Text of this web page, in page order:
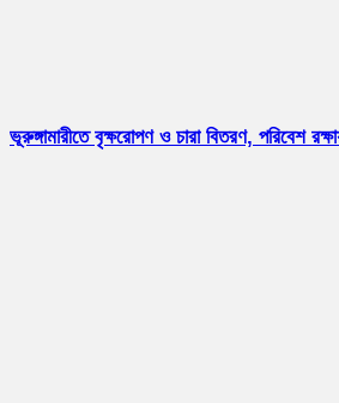
ভূরুঙ্গামারীতে বৃক্ষরোপণ ও চারা বিতরণ, পরিবেশ